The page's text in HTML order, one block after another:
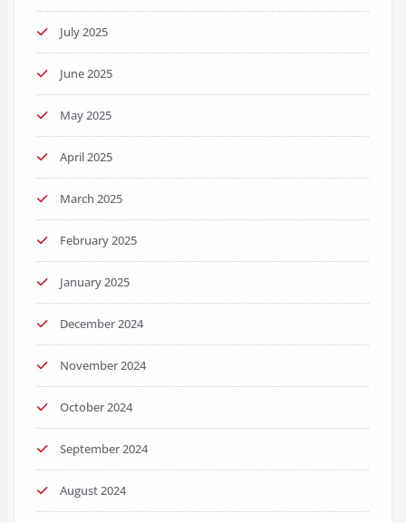
July 2025
June 2025
May 2025
April 2025
March 2025
February 2025
January 2025
December 2024
November 2024
October 2024
September 2024
August 2024